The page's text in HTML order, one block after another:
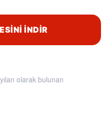
olarak bulunan
İNDIR